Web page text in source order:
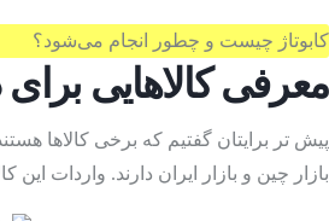
کابوتاژ چیست و چطور انجام می‌شود؟
معرفی کالاهایی
پیش تر برایتان گفتیم که برخی کالاها
بازار چین و بازار ایران دارند. واردات این